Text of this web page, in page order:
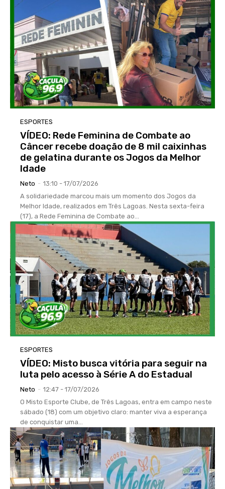
ESPORTES
VÍDEO: Rede Feminina de Combate ao
Câncer recebe doação de 8 mil caixinhas
de gelatina durante os Jogos da Melhor
Idade
Neto - 13:10 - 17/07/2026
A solidariedade marcou mais um momento dos Jogos da
Melhor Idade, realizados em Três Lagoas. Nesta sexta-feira
(17), a Rede Feminina de Combate ao...
ESPORTES
VÍDEO: Misto busca vitória para seguir na
luta pelo acesso à Série A do Estadual
Neto - 12:47 - 17/07/2026
O Misto Esporte Clube, de Três Lagoas, entra em campo neste
sábado (18) com um objetivo claro: manter viva a esperança
de conquistar uma...